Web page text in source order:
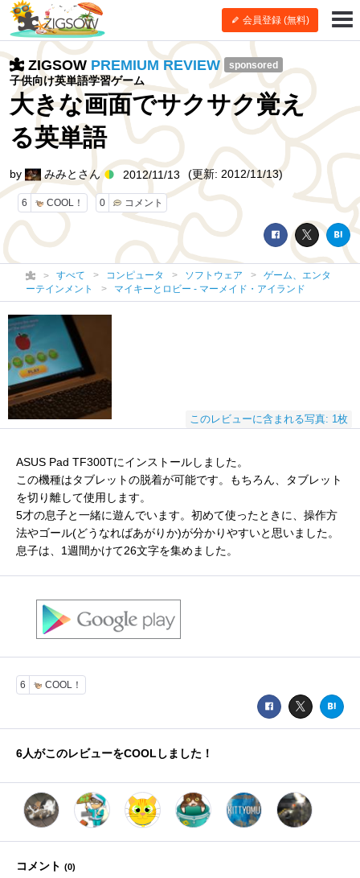
会員登録 (無料)
ZIGSOW PREMIUM REVIEW sponsored
子供向け英単語学習ゲーム
大きな画面でサクサク覚え
る英単語
6 COOL！ 0 コメント
by みみとさん 2012/11/13 (更新: 2012/11/13)
すべて コンピュータ ソフトウェア
ゲーム、エンタ
ーテインメント
マイキーとロビー - マーメイド・アイランド
このレビューに含まれる写真: 1枚
ASUS Pad TF300Tにインストールしました。
この機種はタブレットの脱着が可能です。もちろん、タブレット
を切り離して使用します。
5才の息子と一緒に遊んでいます。初めて使ったときに、操作方
法やゴール(どうなればあがりか)が分かりやすいと思いました。
息子は、1週間かけて26文字を集めました。
6 COOL！
6人がこのレビューをCOOLしました！
コメント (0)